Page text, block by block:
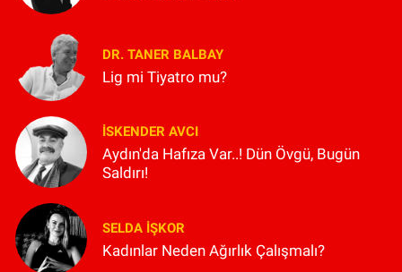
DR. TANER BALBAY
Lig mi Tiyatro mu?
İSKENDER AVCI
Aydın'da Hafıza Var..! Dün Övgü, Bugün
Saldırı!
SELDA İŞKOR
Kadınlar Neden Ağırlık Çalışmalı?